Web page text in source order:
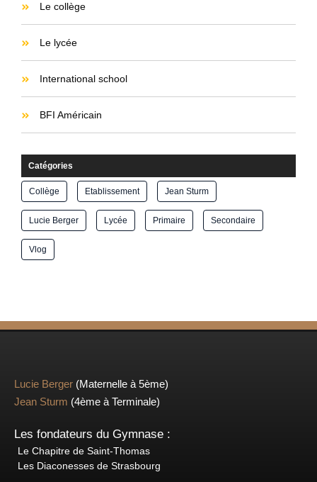
Le collège
Le lycée
International school
BFI Américain
Catégories
Collège Etablissement Jean Sturm
Lucie Berger Lycée Primaire Secondaire
Vlog
Lucie Berger (Maternelle à 5ème)
Jean Sturm (4ème à Terminale)
Les fondateurs du Gymnase :
Le Chapitre de Saint-Thomas
Les Diaconesses de Strasbourg